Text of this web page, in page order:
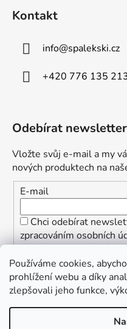
Používáme cookies,
prohlížení webu a díky
zlepšovali jeho funkce,
Kontakt
info@spalekski.cz
+420 776 135
Odebírat newsletter
Vložte svůj e-mail a my
nových produktech na
E-mail
Chci odebírat
zpracováním osobních
informací o speciálních
PŘIHLÁSIT SE